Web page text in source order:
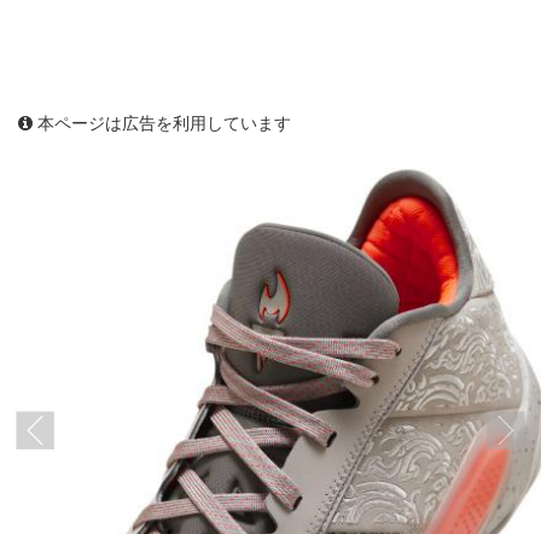
本ページは広告を利用しています